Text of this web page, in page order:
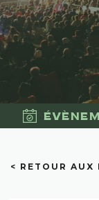
< RETOUR AUX